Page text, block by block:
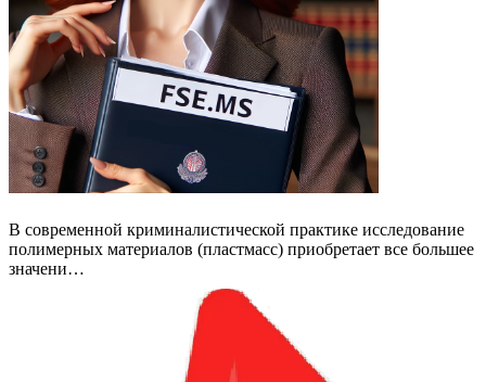
В современной криминалистической практике исследование
полимерных материалов (пластмасс) приобретает все большее
значени…